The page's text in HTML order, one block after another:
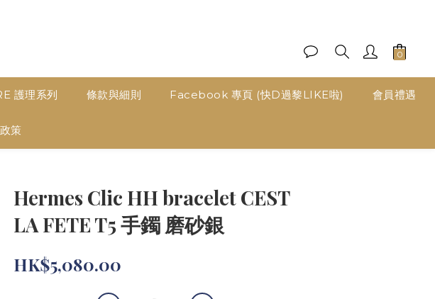
護理系列 條款與細則 Facebook 專頁 (快D過黎LIKE啦) 會員禮遇
策
Hermes Clic HH bracelet CEST
LA FETE T5 手鐲 磨砂銀
HK$5,080.00